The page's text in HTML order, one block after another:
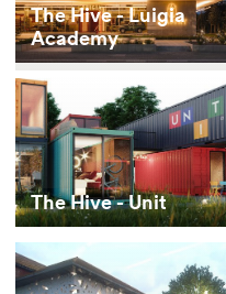
The Hive - Luigia
Academy
The Hive - Unit